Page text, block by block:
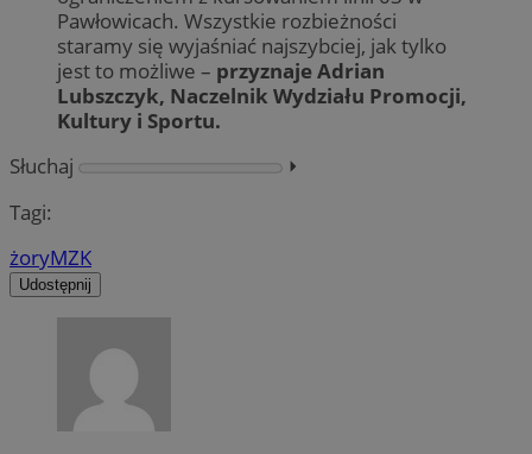
Pawłowicach. Wszystkie rozbieżności
staramy się wyjaśniać najszybciej, jak tylko
jest to możliwe – przyznaje Adrian
Lubszczyk, Naczelnik Wydziału Promocji,
Kultury i Sportu.
Słuchaj
⏵︎
Tagi:
żoryMZK
Udostępnij